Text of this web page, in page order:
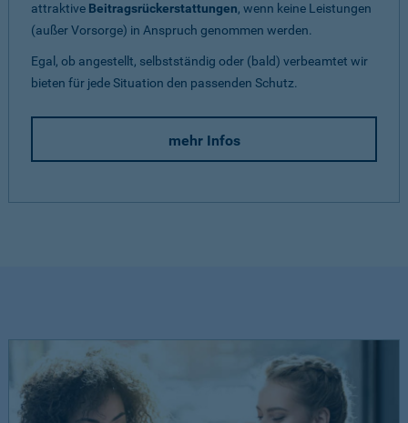
attraktive Beitragsrückerstattungen, wenn keine Leistungen
(außer Vorsorge) in Anspruch genommen werden.
Egal, ob angestellt, selbstständig oder (bald) verbeamtet wir
bieten für jede Situation den passenden Schutz.
mehr Infos